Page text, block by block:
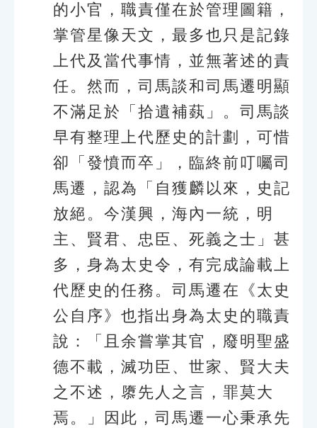
的小官，職責僅在於管理圖籍，
掌管星像天文，最多也只是記錄
上代及當代事情，並無著述的責
任。然而，司馬談和司馬遷明顯
不滿足於「拾遺補蓺」。司馬談
早有整理上代歷史的計劃，可惜
卻「發憤而卒」，臨終前叮囑司
馬遷，認為「自獲麟以來，史記
放絕。今漢興，海內一統，明
主、賢君、忠臣、死義之士」甚
多，身為太史令，有完成論載上
代歷史的任務。司馬遷在《太史
公自序》也指出身為太史的職責
說：「且余嘗掌其官，廢明聖盛
德不載，滅功臣、世家、賢大夫
之不述，隳先人之言，罪莫大
焉。」因此，司馬遷一心秉承先